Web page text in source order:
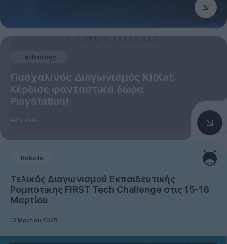
Technology
Πασχαλινός Διαγωνισμός KitKat:
Κέρδισε φανταστικά δώρα
PlayStation!
#PS Plus
Robots
Τελικός Διαγωνισμού Εκπαιδευτικής
Ρομποτικής FIRST Tech Challenge στις 15-16
Μαρτίου
13 Μαρτίου 2025